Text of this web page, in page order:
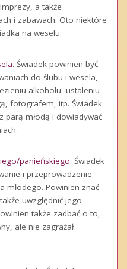
a także
i zabawach. Oto niektóre
na weselu:
. Świadek powinien być
do ślubu i wesela,
alkoholu, ustaleniu
fotografem, itp. Świadek
parą młodą i dowiadywać
panieńskiego. Świadek
i przeprowadzenie
młodego. Powinien znać
uwzględnić jego
także zadbać o to,
ale nie zagrażał